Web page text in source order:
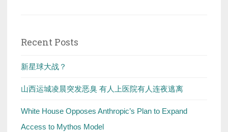
Recent Posts
新星球大战？
山西运城凌晨突发恶臭 有人上医院有人连夜逃离
White House Opposes Anthropic’s Plan to Expand
Access to Mythos Model